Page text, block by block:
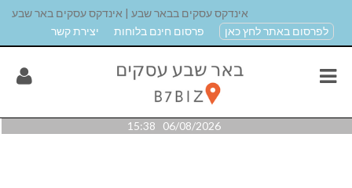
אינדקס עסקים בבאר שבע | אינדקס עסקים באר שבע
לפרסום באתר לחץ כאן
פרסום חינם בלוחות יצירת קשר
06/08/2026 15:38